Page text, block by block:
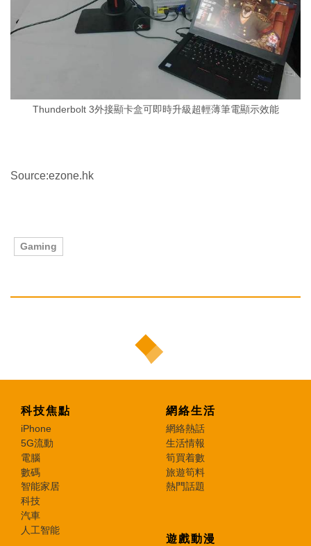
Thunderbolt 3外接顯卡盒可即時升級超輕薄筆電顯示效能
Source:ezone.hk
Gaming
科技焦點
iPhone
5G流動
電腦
數碼
智能家居
科技
汽車
人工智能
網絡生活
網絡熱話
生活情報
筍買着數
旅遊筍料
熱門話題
遊戲動漫